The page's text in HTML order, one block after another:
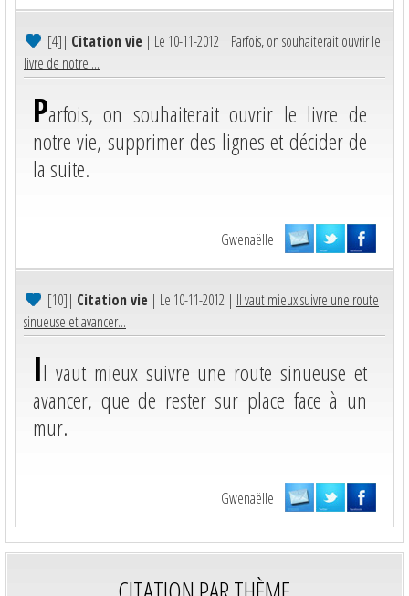
[4]| Citation vie | Le 10-11-2012 | Parfois, on souhaiterait ouvrir le
livre de notre ...
Parfois, on souhaiterait ouvrir le livre de
notre vie, supprimer des lignes et décider de
la suite.
Gwenaëlle
[10]| Citation vie | Le 10-11-2012 | Il vaut mieux suivre une route
sinueuse et avancer...
Il vaut mieux suivre une route sinueuse et
avancer, que de rester sur place face à un
mur.
Gwenaëlle